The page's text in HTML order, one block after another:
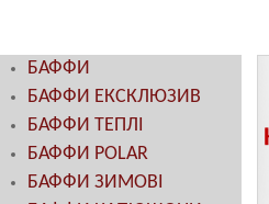
БАФФИ
БАФФИ ЕКСКЛЮЗИВ
БАФФИ ТЕПЛІ
БАФФИ POLAR
БАФФИ ЗИМОВІ